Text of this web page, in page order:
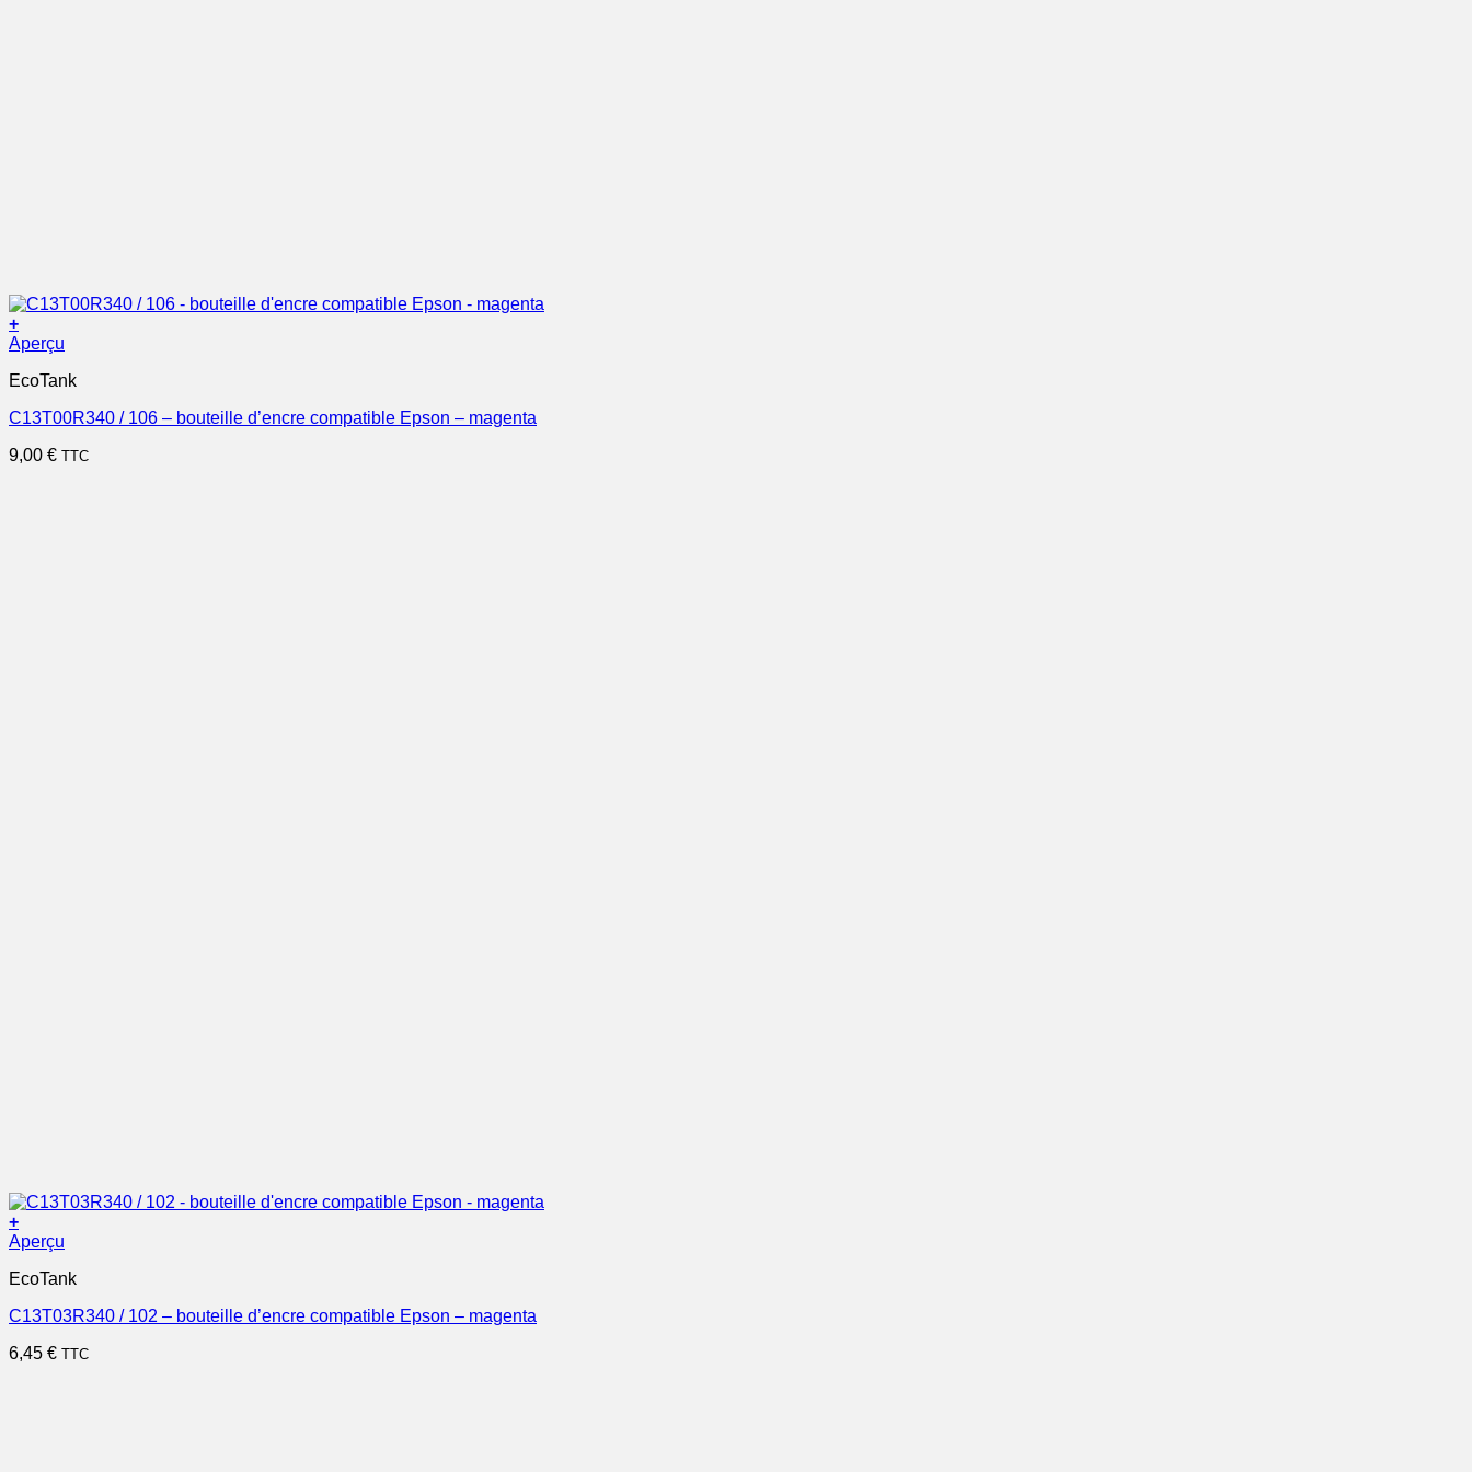
+
Aperçu
EcoTank
C13T00R340 / 106 – bouteille d’encre compatible Epson – magenta
9,00 € TTC
+
Aperçu
EcoTank
C13T03R340 / 102 – bouteille d’encre compatible Epson – magenta
6,45 € TTC